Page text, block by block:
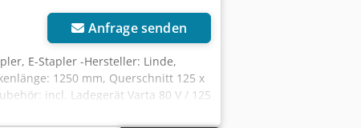
Anfrage senden
E-Stapler -Hersteller: Linde,
1250 mm, Querschnitt 125 x
incl. Ladegerät Varta 80 V / 125
/ 162 kg -Abmessung Stapler: